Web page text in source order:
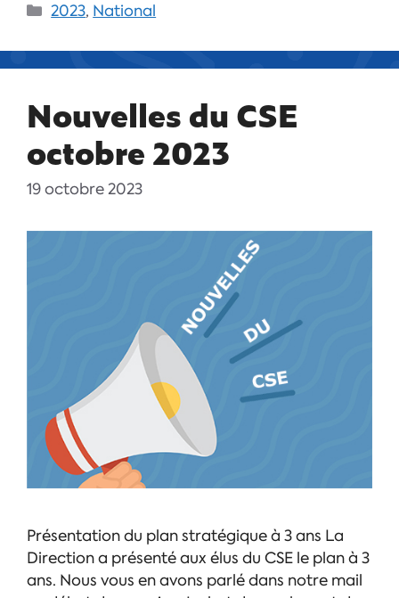
2023, National
Nouvelles du CSE
octobre 2023
19 octobre 2023
Présentation du plan stratégique à 3 ans La
Direction a présenté aux élus du CSE le plan à 3
ans. Nous vous en avons parlé dans notre mail